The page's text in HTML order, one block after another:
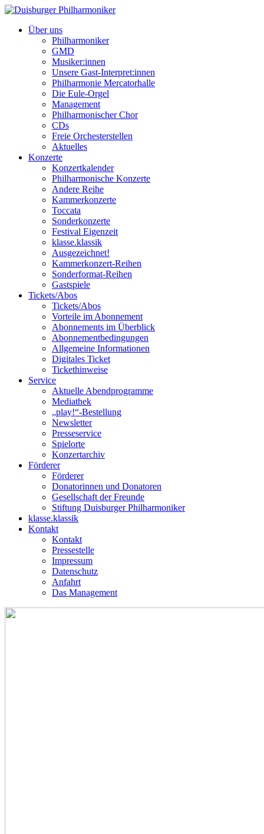
Über uns
Philharmoniker
GMD
Musiker:innen
Unsere Gast-Interpret:innen
Philharmonie Mercatorhalle
Die Eule-Orgel
Management
Philharmonischer Chor
CDs
Freie Orchesterstellen
Aktuelles
Konzerte
Konzertkalender
Philharmonische Konzerte
Andere Reihe
Kammerkonzerte
Toccata
Sonderkonzerte
Festival Eigenzeit
klasse.klassik
Ausgezeichnet!
Kammerkonzert-Reihen
Sonderformat-Reihen
Gastspiele
Tickets/Abos
Tickets/Abos
Vorteile im Abonnement
Abonnements im Überblick
Abonnement­bedingungen
Allgemeine Informationen
Digitales Ticket
Ticket­hinweise
Service
Aktuelle Abendprogramme
Mediathek
„play!“-Bestellung
Newsletter
Presseservice
Spielorte
Konzertarchiv
Förderer
Förderer
Donatorinnen und Donatoren
Gesellschaft der Freunde
Stiftung Duisburger Philharmoniker
klasse.klassik
Kontakt
Kontakt
Pressestelle
Impressum
Datenschutz
Anfahrt
Das Management